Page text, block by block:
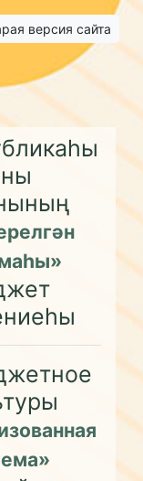
версия сайта